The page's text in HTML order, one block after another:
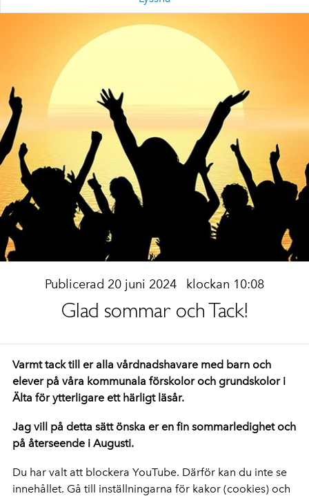
Publicerad 20 juni 2024 klockan 10:08
Glad sommar och Tack!
Varmt tack till er alla vårdnadshavare med barn och
elever på våra kommunala förskolor och grundskolor i
Älta för ytterligare ett härligt läsår.
Jag vill på detta sätt önska er en fin sommarledighet och
på återseende i Augusti.
Du har valt att blockera YouTube. Därför kan du inte se
innehållet. Gå till inställningarna för kakor (cookies) och